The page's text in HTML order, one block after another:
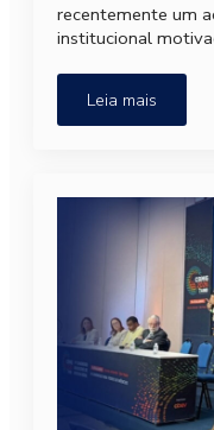
recentemente um
institucional
Leia mais